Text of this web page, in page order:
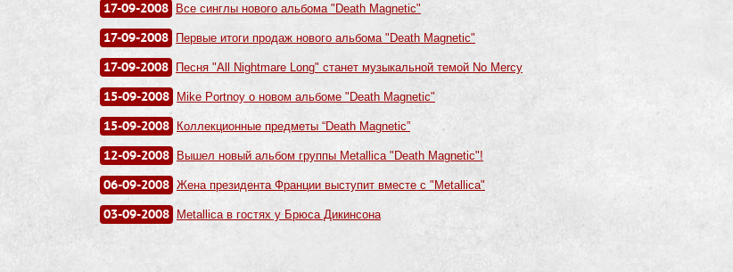
17-09-2008 Все синглы нового альбома "Death Magnetic"
17-09-2008 Первые итоги продаж нового альбома "Death Magnetic"
17-09-2008 Песня "All Nightmare Long" станет музыкальной темой No Mercy
15-09-2008 Mike Portnoy о новом альбоме "Death Magnetic"
15-09-2008 Коллекционныe предметы “Death Magnetic”
12-09-2008 Вышел новый альбом группы Metallica "Death Magnetic"!
06-09-2008 Жена президента Франции выступит вместе с "Metallica"
03-09-2008 Metallica в гостях у Брюса Дикинсона